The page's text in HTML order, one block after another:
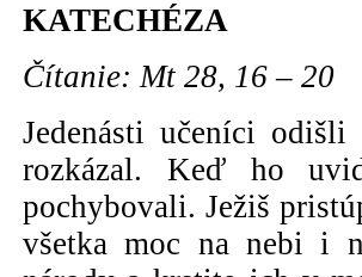
KATECHÉZA
Čítanie: Mt 28, 16 – 20
Jedenásti učeníci
rozkázal. Keď ho
pochybovali. Ježiš
všetka moc na nebi i